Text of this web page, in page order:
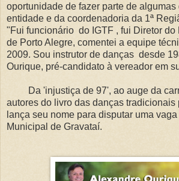
oportunidade de fazer parte de algumas
entidade e da coordenadoria da 1ª
"Fui funcionário do IGTF , fui Diretor do
de Porto Alegre, comentei a equipe
2009. Sou instrutor de danças desde
Ourique, pré-candidato à vereador em
Da 'injustiça de 97', ao auge da
autores do livro das danças tradicionais
lança seu nome para disputar uma
Municipal de Gravataí.